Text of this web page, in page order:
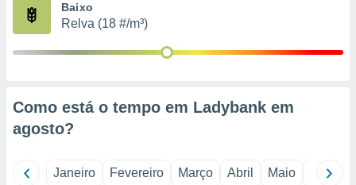
o
num
Baixo
Relva (18 #/m³)
Como está o tempo em Ladybank em
agosto?
Janeiro Fevereiro Março Abril Maio Junho